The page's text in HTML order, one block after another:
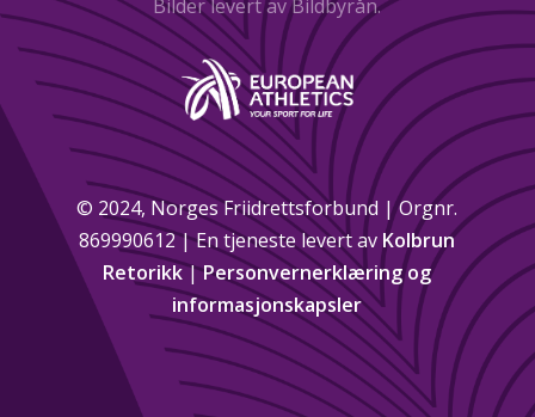
Bilder levert avBildbyrån.
© 2024, Norges Friidrettsforbund | Orgnr.
869990612 | En tjeneste levert av Kolbrun
Retorikk|Personvernerklæring og
informasjonskapsler